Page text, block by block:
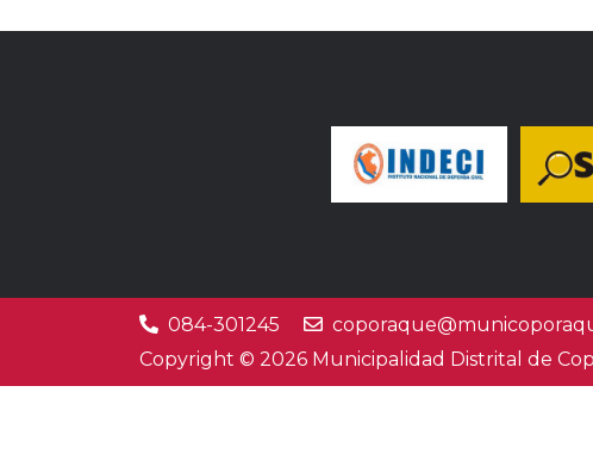
084-301245
Copyright © 2026 Municipalidad Distrital de